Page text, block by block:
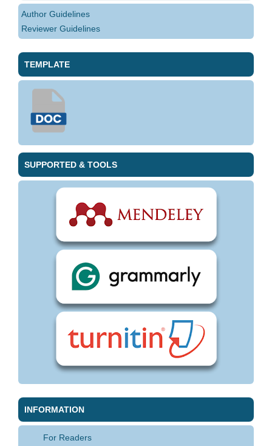
Author Guidelines
Reviewer Guidelines
TEMPLATE
SUPPORTED & TOOLS
INFORMATION
For Readers